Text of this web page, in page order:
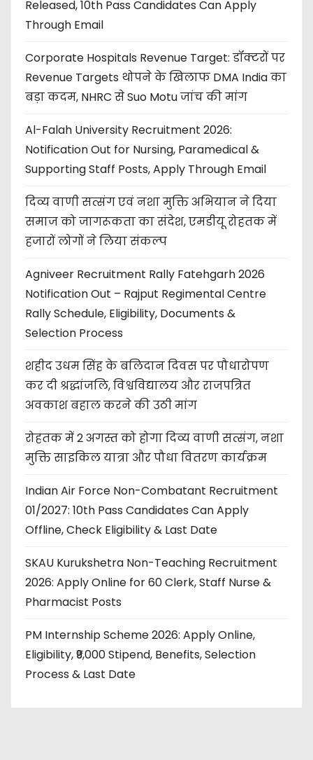
Released, 10th Pass Candidates Can Apply
Through Email
Corporate Hospitals Revenue Target: डॉक्टरों पर
Revenue Targets थोपने के खिलाफ DMA India का
बड़ा कदम, NHRC से Suo Motu जांच की मांग
Al-Falah University Recruitment 2026:
Notification Out for Nursing, Paramedical &
Supporting Staff Posts, Apply Through Email
दिव्य वाणी सत्संग एवं नशा मुक्ति अभियान ने दिया
समाज को जागरूकता का संदेश, एमडीयू रोहतक में
हजारों लोगों ने लिया संकल्प
Agniveer Recruitment Rally Fatehgarh 2026
Notification Out – Rajput Regimental Centre
Rally Schedule, Eligibility, Documents &
Selection Process
शहीद उधम सिंह के बलिदान दिवस पर पौधारोपण
कर दी श्रद्धांजलि, विश्वविद्यालय और राजपत्रित
अवकाश बहाल करने की उठी मांग
रोहतक में 2 अगस्त को होगा दिव्य वाणी सत्संग, नशा
मुक्ति साइकिल यात्रा और पौधा वितरण कार्यक्रम
Indian Air Force Non-Combatant Recruitment
01/2027: 10th Pass Candidates Can Apply
Offline, Check Eligibility & Last Date
SKAU Kurukshetra Non-Teaching Recruitment
2026: Apply Online for 60 Clerk, Staff Nurse &
Pharmacist Posts
PM Internship Scheme 2026: Apply Online,
Eligibility, ₹9,000 Stipend, Benefits, Selection
Process & Last Date